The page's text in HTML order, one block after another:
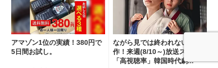
アマゾン1位の実績！380円で
5日間お試し。
ながら見では終われない名
作！来週(8/10～)放送スタート
「高視聴率」韓国時代劇...